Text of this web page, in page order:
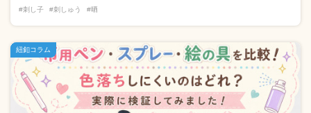
#刺し子 #刺しゅう #晒
紐釦コラム